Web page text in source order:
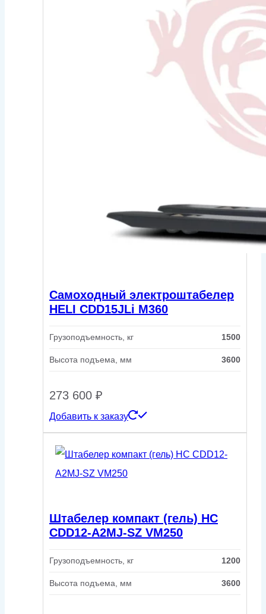
Самоходный электроштабелер
HELI CDD15JLi M360
Грузоподъемность, кг 1500
Высота подъема, мм 3600
273 600 ₽
Добавить к заказу
Штабелер компакт (гель) HC
CDD12-A2MJ-SZ VM250
Грузоподъемность, кг 1200
Высота подъема, мм 3600